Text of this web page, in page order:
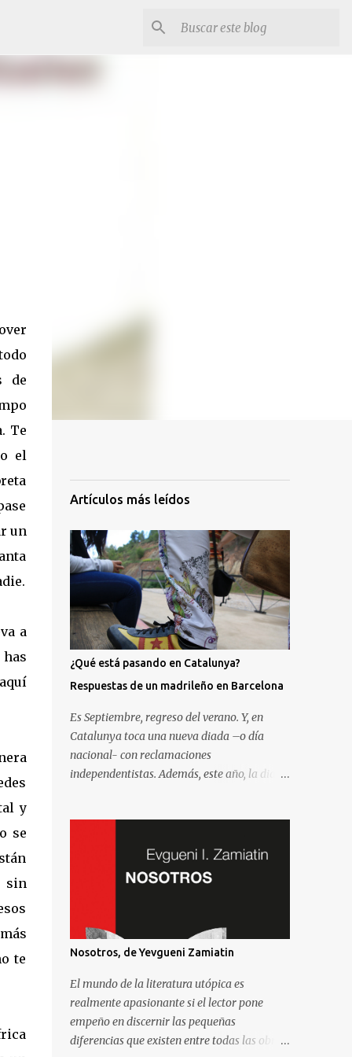
de
Te
el
un
a
y
se
sin
te
Artículos más leídos
¿Qué está pasando en Catalunya?
Respuestas de un madrileño en Barcelona
Es Septiembre, regreso del verano. Y, en
Catalunya toca una nueva diada –o día
nacional- con reclamaciones
independentistas. Además, este año, la diada
político. Como madrileño que vive en
Barcelona, ha sido muy común encontrarme
con preguntas recurrentes cuando regreso a
cuando no discusiones- con muchos de mis
amigos y familiares que aprovechan
tenerme cerca para saber más de la
situación. Así que he pensado en compartir
las cinco preguntas/respuestas más
comunes para ayudar a entender los
porqués de la independencia de Catalunya, y
Nosotros, de Yevgueni Zamiatin
El mundo de la literatura utópica es
realmente apasionante si el lector pone
empeño en discernir las pequeñas
diferencias que existen entre todas las obras